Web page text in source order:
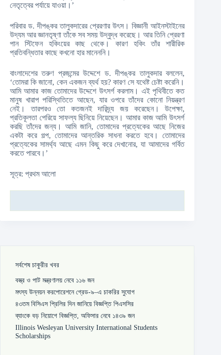
নেতৃত্বের পর্যায়ে যাওয়া।’
পরিবার ড. দীপঙ্কর তালুকদারের প্রেরণার উৎস। বিজ্ঞানী আইনস্টাইনের
উদ্যম আর জ্ঞানতৃষ্ণা তাঁকে সব সময় উদ্বুদ্ধ করেছে। আর তিনি প্রেরণা
পান স্টিফেন হকিংয়ের কাছ থেকে। কারণ হকিং তাঁর শারীরিক
প্রতিবন্ধিতার কাছে কখনো হার মানেননি।
বাংলাদেশের তরুণ প্রজন্মের উদ্দেশে ড. দীপঙ্কর তালুকদার বললেন,
‘তোমরা কি জানো, কেন একজন ব্যর্থ হয়? কারণ সে যথেষ্ট চেষ্টা করেনি।
আমি আমার কাজ তোমাদের উদ্দেশে উৎসর্গ করলাম। এই পৃথিবীতে কত
মানুষ খারাপ পরিস্থিতিতে আছেন, যার ওপরে তাঁদের কোনো নিয়ন্ত্রণ
নেই। তারপরও তো কতজনই দারিদ্র্য জয় করেছেন। উপেক্ষা,
প্রতিকূলতা পেরিয়ে সাফল্য ছিনিয়ে নিয়েছেন। আমার কাজ আমি উৎসর্গ
করছি তাঁদের জন্য। আমি জানি, তোমাদের প্রত্যেকের আছে নিজের
একটা করে গল্প, তোমাদের আন্তরিক সাধনা করতে হবে। তোমাদের
প্রত্যেকের সামর্থ্য আছে এমন কিছু করে দেখানোর, যা আমাদের গর্বিত
করতে পারবে।’
সূত্র: প্রথম আলো
সর্বশেষ চাকুরীর খবর
বস্ত্র ও পাট মন্ত্রণালয় নেবে ১১৬ জন
মৎস্য উন্নয়ন করপোরেশনে গ্রেড-৯–এ চাকরির সুযোগ
৪৩তম বিসিএস প্রিলির দিন জানিয়ে বিজ্ঞপ্তি পিএসসির
ব্যাংকে বড় নিয়োগে বিজ্ঞপ্তি, অফিসার নেবে ১৪৩৯ জন
Illinois Wesleyan University International Students
Scholarships